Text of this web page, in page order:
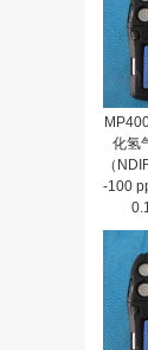
化氢
（
-100